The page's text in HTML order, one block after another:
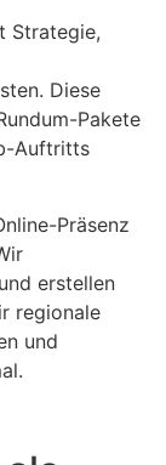
Strategie,
Diese
Pakete
Auftritts
Präsenz
erstellen
regionale
und